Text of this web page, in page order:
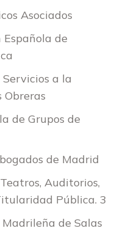
Asociados
Española de
a la
Obreras
de Grupos de
de Madrid
Auditorios,
Pública. 3
de Salas